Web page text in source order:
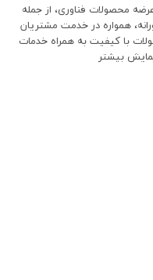
محصولات فناوری، از جمله
همواره در خدمت مشتریان
با کیفیت به همراه خدمات
بیشتر